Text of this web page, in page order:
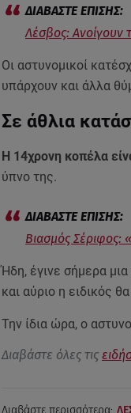
Λέσβος: Ανοίγουν
Οι αστυνομικοί
υπάρχουν και άλλα
Σε άθλια
Η 14χρονη κοπέλα
ύπνο της.
Βιασμός Σέριφος:
Ήδη, έγινε σήμερα
και αύριο η ειδικός
Την ίδια ώρα, ο
Διαβάστε όλες τις
Διαβάστε περισσότερα: